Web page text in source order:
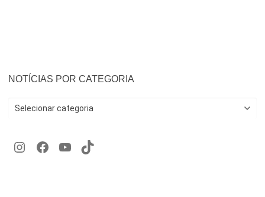
NOTÍCIAS POR CATEGORIA